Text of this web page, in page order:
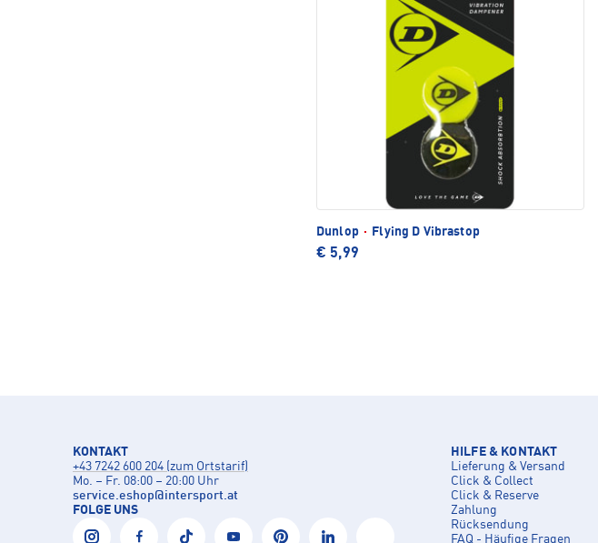
Dunlop · Flying D Vibrastop
€ 5,99
KONTAKT
+43 7242 600 204 (zum Ortstarif)
Mo. – Fr. 08:00 – 20:00 Uhr
service.eshop@intersport.at
FOLGE UNS
HILFE & KONTAKT
Lieferung & Versand
Click & Collect
Click & Reserve
Zahlung
Rücksendung
FAQ - Häufige Fragen